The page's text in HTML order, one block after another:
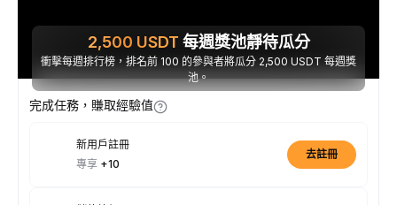
2,500 USDT 每週獎池靜待瓜分
衝擊每週排行榜，排名前 100 的參與者將瓜分 2,500 USDT 每週獎
池。
完成任務，賺取經驗值
新用戶註冊
專享 +10
去註冊